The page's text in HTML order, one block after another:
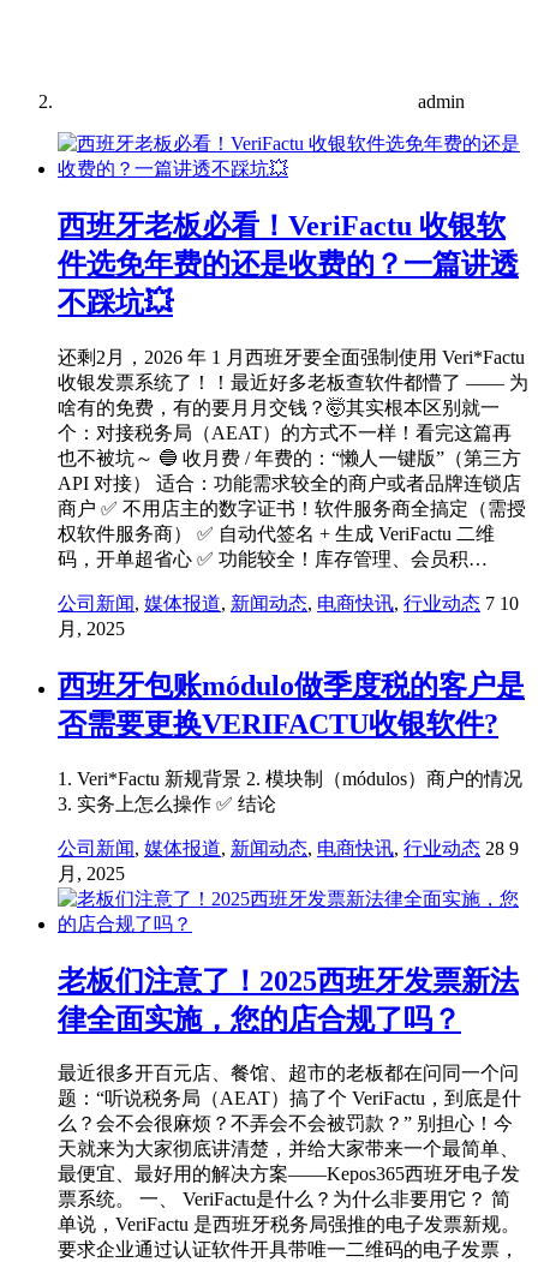
admin
西班牙老板必看！VeriFactu 收银软
件选免年费的还是收费的？一篇讲透
不踩坑💥
还剩2月，2026 年 1 月西班牙要全面强制使用 Veri*Factu
收银发票系统了！！最近好多老板查软件都懵了 —— 为
啥有的免费，有的要月月交钱？🤯其实根本区别就一
个：对接税务局（AEAT）的方式不一样！看完这篇再
也不被坑～ 🔵 收月费 / 年费的：“懒人一键版”（第三方
API 对接） 适合：功能需求较全的商户或者品牌连锁店
商户 ✅ 不用店主的数字证书！软件服务商全搞定（需授
权软件服务商） ✅ 自动代签名 + 生成 VeriFactu 二维
码，开单超省心 ✅ 功能较全！库存管理、会员积…
公司新闻, 媒体报道, 新闻动态, 电商快讯, 行业动态 7 10
月, 2025
西班牙包账módulo做季度税的客户是
否需要更换VERIFACTU收银软件?
1. Veri*Factu 新规背景 2. 模块制（módulos）商户的情况
3. 实务上怎么操作 ✅ 结论
公司新闻, 媒体报道, 新闻动态, 电商快讯, 行业动态 28 9
月, 2025
老板们注意了！2025西班牙发票新法
律全面实施，您的店合规了吗？
最近很多开百元店、餐馆、超市的老板都在问同一个问
题：“听说税务局（AEAT）搞了个 VeriFactu，到底是什
么？会不会很麻烦？不弄会不会被罚款？” 别担心！今
天就来为大家彻底讲清楚，并给大家带来一个最简单、
最便宜、最好用的解决方案——Kepos365西班牙电子发
票系统。 一、 VeriFactu是什么？为什么非要用它？ 简
单说，VeriFactu 是西班牙税务局强推的电子发票新规。
要求企业通过认证软件开具带唯一二维码的电子发票，